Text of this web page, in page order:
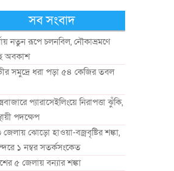
সব সংবাদ
নতুন রূপে চলনবিল, নৌকাভ্রমণে
অবকাশ
সমুদ্রে ধরা পড়া ৫৪ কেজির তবল
প্যারাসেইলিংয়ে নিরাপত্তা ঝুঁকি,
পদক্ষেপ
ঝোড়ো হাওয়া-বজ্রবৃষ্টির শঙ্কা,
১ নম্বর সতর্কসংকেত
৫ জেলায় বন্যার শঙ্কা